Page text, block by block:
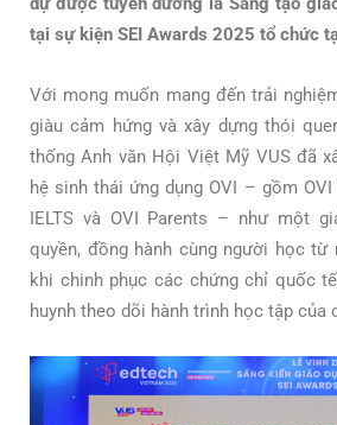
tại sự kiện SEI Awards 2025 tổ chức
Với mong muốn mang đến trải
giàu cảm hứng và xây dựng thói
thống Anh văn Hội Việt Mỹ VUS đã
hệ sinh thái ứng dụng OVI – gồm OVI
IELTS và OVI Parents – như một
quyền, đồng hành cùng người học từ
khi chinh phục các chứng chỉ quốc
huynh theo dõi hành trình học tập của